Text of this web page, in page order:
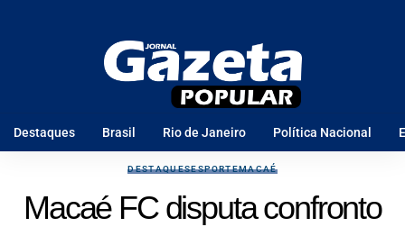
Destaques Brasil Rio de Janeiro Política Nacional
DESTAQUESESPORTEMACAÉ
Macaé FC disputa confronto